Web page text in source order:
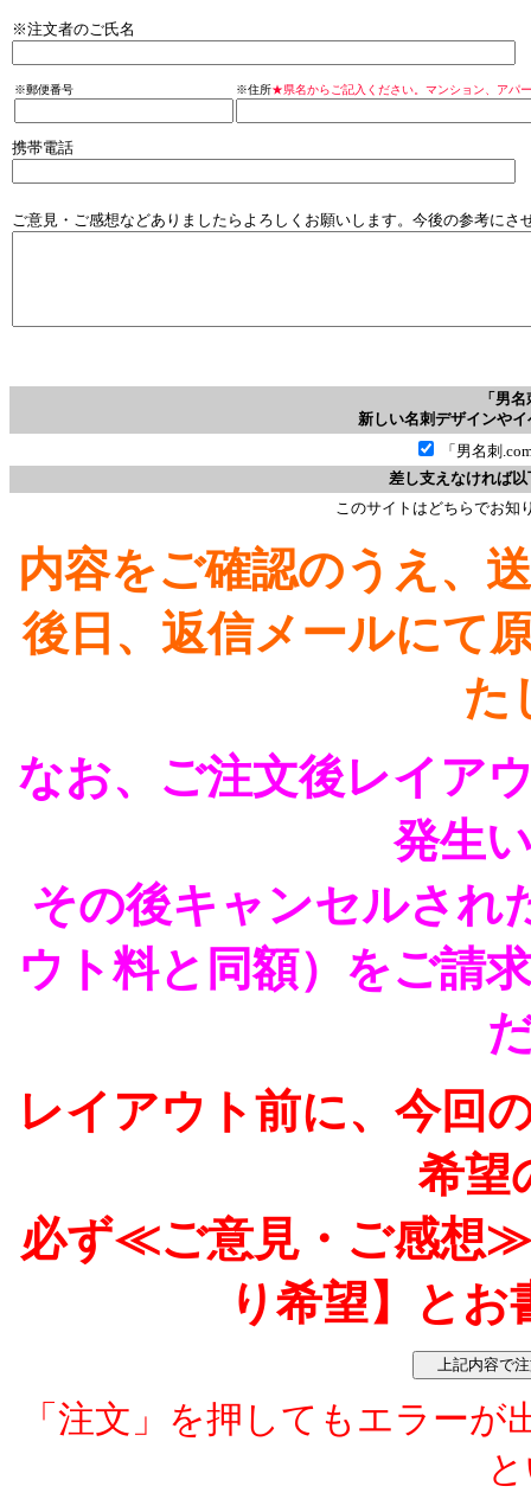
※注文者のご氏名
※郵便番号 ※住所★県名からご記入ください。マンション、アパ
携帯電話
ご意見・ご感想などありましたらよろしくお願いします。今後の参考にさ
「男
新しい名刺デザインや
「男名刺
差し支えなければ
このサイトはどちらでお知
内容をご確認のうえ、
後日、返信メールにて
た
なお、ご注文後レイア
発生
その後キャンセルされ
ウト料と同額）をご請
レイアウト前に、今回
希望
必ず≪ご意見・ご感想
り希望】と
「注文」を押してもエラー